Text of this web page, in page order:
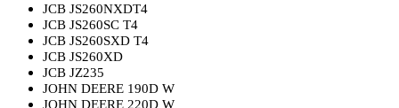
JCB JS260NXDT4
JCB JS260SC T4
JCB JS260SXD T4
JCB JS260XD
JCB JZ235
JOHN DEERE 190D W
JOHN DEERE 220D W